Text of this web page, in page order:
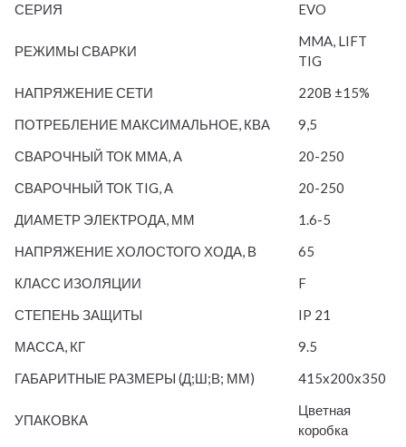
СЕРИЯ
EVO
РЕЖИМЫ СВАРКИ
MMA, LIFT
TIG
НАПРЯЖЕНИЕ СЕТИ
220В ±15%
ПОТРЕБЛЕНИЕ МАКСИМАЛЬНОЕ, КВА
9,5
СВАРОЧНЫЙ ТОК ММА, А
20-250
СВАРОЧНЫЙ ТОК TIG, А
20-250
ДИАМЕТР ЭЛЕКТРОДА, ММ
1.6-5
НАПРЯЖЕНИЕ ХОЛОСТОГО ХОДА, В
65
КЛАСС ИЗОЛЯЦИИ
F
СТЕПЕНЬ ЗАЩИТЫ
IP 21
МАССА, КГ
9.5
ГАБАРИТНЫЕ РАЗМЕРЫ (Д;Ш;В; ММ)
415x200x350
УПАКОВКА
Цветная
коробка